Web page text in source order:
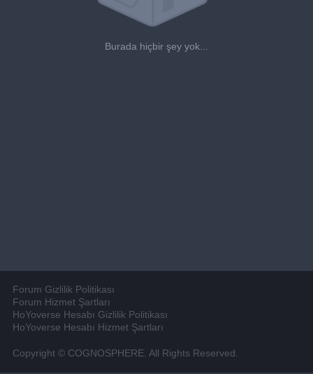
Burada hiçbir şey yok...
Forum Gizlilik Politikası
Forum Hizmet Şartları
HoYoverse Hesabı Gizlilik Politikası
HoYoverse Hesabı Hizmet Şartları
Copyright © COGNOSPHERE. All Rights Reserved.